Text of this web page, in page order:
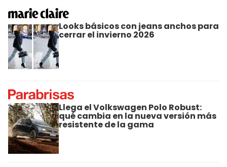
Looks básicos con jeans anchos para
cerrar el invierno 2026
Llega el Volkswagen Polo Robust:
qué cambia en la nueva versión más
resistente de la gama